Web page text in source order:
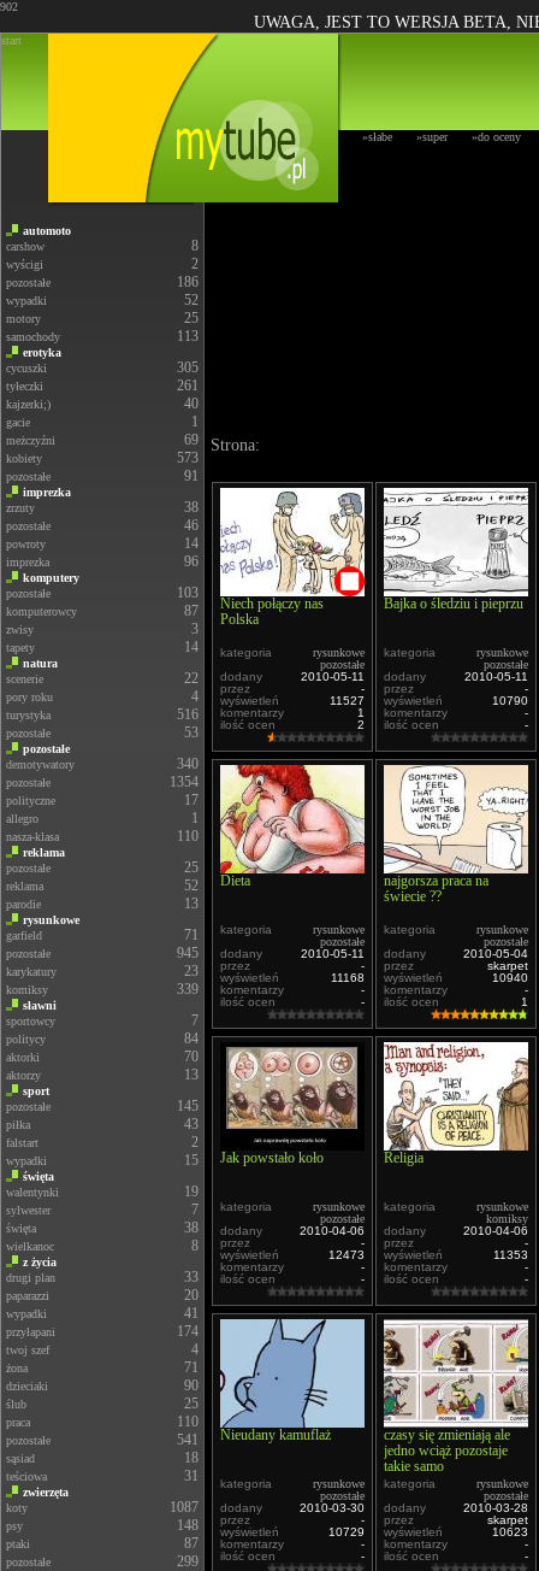
902
UWAGA, JEST TO WERSJA BETA,
start
»słabe »super »do oceny
automoto
carshow
8
wyścigi 2
pozostałe 186
wypadki 52
motory 25
samochody 113
erotyka
cycuszki
305
tyłeczki 261
kajzerki;) 40
gacie 1
meżczyźni 69
kobiety 573
pozostałe 91
imprezka
zrzuty
38
pozostałe 46
powroty 14
imprezka 96
komputery
pozostałe
103
komputerowcy 87
zwisy 3
tapety 14
natura
scenerie
22
pory roku 4
turystyka 516
pozostałe 53
pozostałe
demotywatory
340
pozostałe 1354
polityczne 17
allegro 1
nasza-klasa 110
reklama
pozostałe
25
reklama 52
parodie 13
rysunkowe
garfield
71
pozostałe 945
karykatury 23
komiksy 339
sławni
sportowcy
7
politycy 84
aktorki 70
aktorzy 13
sport
pozostałe
145
piłka 43
falstart 2
wypadki 15
święta
walentynki
19
sylwester 7
święta 38
wielkanoc 8
z życia
drugi plan
33
paparazzi 20
wypadki 41
przyłapani 174
twoj szef 4
żona 71
dzieciaki 90
ślub 25
praca 110
pozostałe 541
sąsiad 18
teściowa 31
zwierzęta
koty
1087
psy 148
ptaki 87
pozostałe 299
Strona:
Niech połączy nas
Polska
kategoria
rysunkowe
pozostałe
dodany
2010-05-11
przez
-
wyświetleń
11527
komentarzy
1
ilość ocen
2
Bajka o śledziu i pieprzu
kategoria
rysunkowe
pozostałe
dodany
2010-05-11
przez
-
wyświetleń
10790
komentarzy
-
ilość ocen
-
Dieta
kategoria
rysunkowe
pozostałe
dodany
2010-05-11
przez
-
wyświetleń
11168
komentarzy
-
ilość ocen
-
najgorsza praca na
świecie ??
kategoria
rysunkowe
pozostałe
dodany
2010-05-04
przez
skarpet
wyświetleń
10940
komentarzy
-
ilość ocen
1
Jak powstało koło
kategoria
rysunkowe
pozostałe
dodany
2010-04-06
przez
-
wyświetleń
12473
komentarzy
-
ilość ocen
-
Religia
kategoria
rysunkowe
komiksy
dodany
2010-04-06
przez
-
wyświetleń
11353
komentarzy
-
ilość ocen
-
Nieudany kamuflaż
kategoria
rysunkowe
pozostałe
dodany
2010-03-30
przez
-
wyświetleń
10729
komentarzy
-
ilość ocen
-
czasy się zmieniają ale
jedno wciąż pozostaje
takie samo
kategoria
rysunkowe
pozostałe
dodany
2010-03-28
przez
skarpet
wyświetleń
10623
komentarzy
-
ilość ocen
-